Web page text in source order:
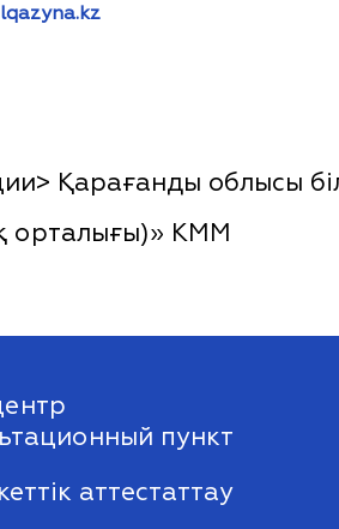
Қарағанды облысы
орталығы)» КММ
пункт
аттестаттау